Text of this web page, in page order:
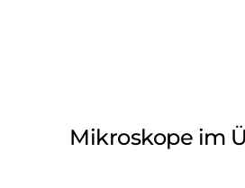
Mikroskope im